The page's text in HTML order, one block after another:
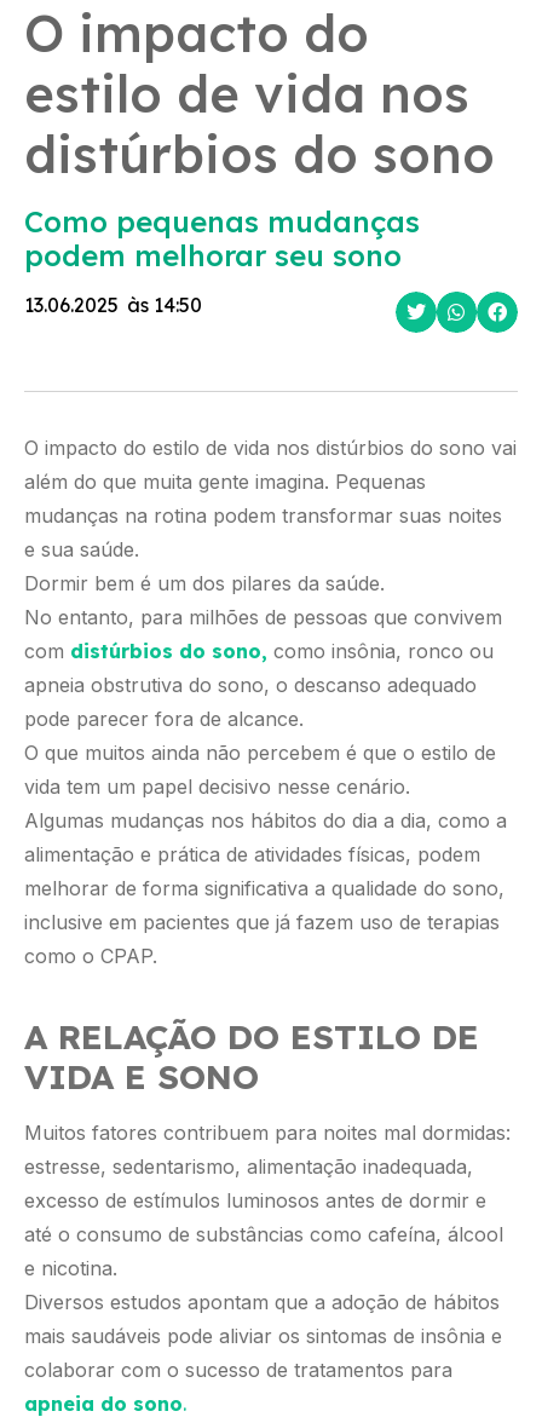
O impacto do
estilo de vida nos
distúrbios do sono
Como pequenas mudanças
podem melhorar seu sono
13.06.2025 às 14:50
O impacto do estilo de vida nos distúrbios do sono vai
além do que muita gente imagina. Pequenas
mudanças na rotina podem transformar suas noites
e sua saúde.
Dormir bem é um dos pilares da saúde.
No entanto, para milhões de pessoas que convivem
com distúrbios do sono, como insônia, ronco ou
apneia obstrutiva do sono, o descanso adequado
pode parecer fora de alcance.
O que muitos ainda não percebem é que o estilo de
vida tem um papel decisivo nesse cenário.
Algumas mudanças nos hábitos do dia a dia, como a
alimentação e prática de atividades físicas, podem
melhorar de forma significativa a qualidade do sono,
inclusive em pacientes que já fazem uso de terapias
como o CPAP.
A RELAÇÃO DO ESTILO DE
VIDA E SONO
Muitos fatores contribuem para noites mal dormidas:
estresse, sedentarismo, alimentação inadequada,
excesso de estímulos luminosos antes de dormir e
até o consumo de substâncias como cafeína, álcool
e nicotina.
Diversos estudos apontam que a adoção de hábitos
mais saudáveis pode aliviar os sintomas de insônia e
colaborar com o sucesso de tratamentos para
apneia do sono.